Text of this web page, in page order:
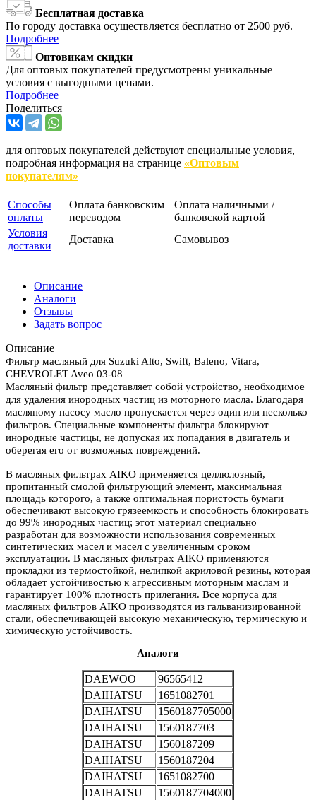
Бесплатная доставка
По городу доставка осуществляется бесплатно от 2500 руб.
Подробнее
Оптовикам скидки
Для оптовых покупателей предусмотрены уникальные
условия с выгодными ценами.
Подробнее
Поделиться
для оптовых покупателей действуют специальные условия,
подробная информация на странице «Оптовым
покупателям»
Способы
оплаты
Оплата банковским
переводом
Оплата наличными /
банковской картой
Условия
доставки
Доставка Самовывоз
Описание
Аналоги
Отзывы
Задать вопрос
Описание
Фильтр масляный для Suzuki Alto, Swift, Baleno, Vitara,
CHEVROLET Aveo 03-08
Масляный фильтр представляет собой устройство, необходимое
для удаления инородных частиц из моторного масла. Благодаря
масляному насосу масло пропускается через один или несколько
фильтров. Специальные компоненты фильтра блокируют
инородные частицы, не допуская их попадания в двигатель и
оберегая его от возможных повреждений.
В масляных фильтрах AIKO применяется целлюлозный,
пропитанный смолой фильтрующий элемент, максимальная
площадь которого, а также оптимальная пористость бумаги
обеспечивают высокую грязеемкость и способность блокировать
до 99% инородных частиц; этот материал специально
разработан для возможности использования современных
синтетических масел и масел с увеличенным сроком
эксплуатации. В масляных фильтрах AIKO применяются
прокладки из термостойкой, нелипкой акриловой резины, которая
обладает устойчивостью к агрессивным моторным маслам и
гарантирует 100% плотность прилегания. Все корпуса для
масляных фильтров AIKO производятся из гальванизированной
стали, обеспечивающей высокую механическую, термическую и
химическую устойчивость.
Аналоги
DAEWOO
96565412
DAIHATSU
1651082701
DAIHATSU
1560187705000
DAIHATSU
1560187703
DAIHATSU
1560187209
DAIHATSU
1560187204
DAIHATSU
1651082700
DAIHATSU
1560187704000